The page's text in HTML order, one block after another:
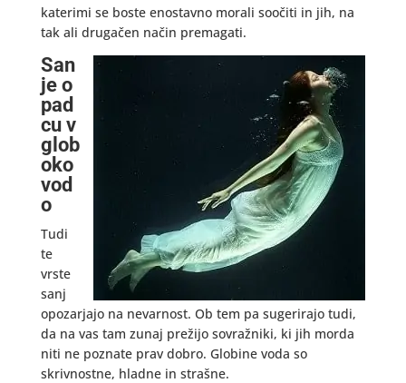
katerimi se boste enostavno morali soočiti in jih, na
tak ali drugačen način premagati.
San
je o
pad
cu v
glob
oko
vod
o
Tudi
te
vrste
sanj
opozarjajo na nevarnost. Ob tem pa sugerirajo tudi,
da na vas tam zunaj prežijo sovražniki, ki jih morda
niti ne poznate prav dobro. Globine voda so
skrivnostne, hladne in strašne.